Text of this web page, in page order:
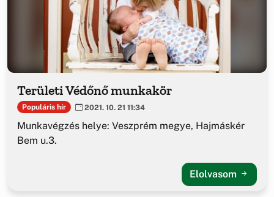
Területi Védőnő munkakör
Populáris hír 2021. 10. 21 11:34
Munkavégzés helye: Veszprém megye, Hajmáskér
Bem u.3.
Elolvasom